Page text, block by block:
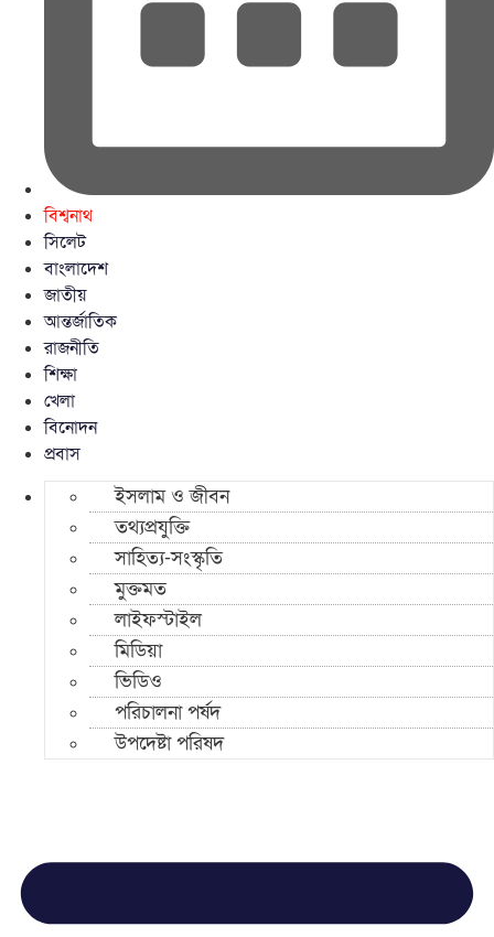
বিশ্বনাথ
সিলেট
বাংলাদেশ
জাতীয়
আন্তর্জাতিক
রাজনীতি
শিক্ষা
খেলা
বিনোদন
প্রবাস
ইসলাম ও জীবন
তথ্যপ্রযুক্তি
সাহিত্য-সংস্কৃতি
মুক্তমত
লাইফস্টাইল
মিডিয়া
ভিডিও
পরিচালনা পর্ষদ
উপদেষ্টা পরিষদ